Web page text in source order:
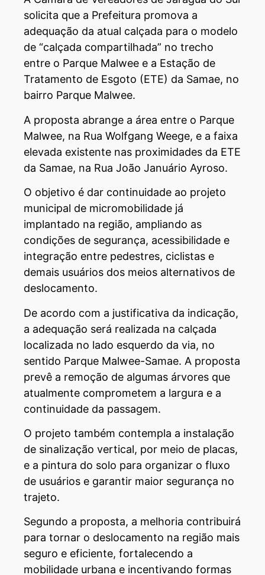
solicita que a Prefeitura promova a
adequação da atual calçada para o modelo
de “calçada compartilhada” no trecho
entre o Parque Malwee e a Estação de
Tratamento de Esgoto (ETE) da Samae, no
bairro Parque Malwee.
A proposta abrange a área entre o Parque
Malwee, na Rua Wolfgang Weege, e a faixa
elevada existente nas proximidades da ETE
da Samae, na Rua João Januário Ayroso.
O objetivo é dar continuidade ao projeto
municipal de micromobilidade já
implantado na região, ampliando as
condições de segurança, acessibilidade e
integração entre pedestres, ciclistas e
demais usuários dos meios alternativos de
deslocamento.
De acordo com a justificativa da indicação,
a adequação será realizada na calçada
localizada no lado esquerdo da via, no
sentido Parque Malwee-Samae. A proposta
prevê a remoção de algumas árvores que
atualmente comprometem a largura e a
continuidade da passagem.
O projeto também contempla a instalação
de sinalização vertical, por meio de placas,
e a pintura do solo para organizar o fluxo
de usuários e garantir maior segurança no
trajeto.
Segundo a proposta, a melhoria contribuirá
para tornar o deslocamento na região mais
seguro e eficiente, fortalecendo a
mobilidade urbana e incentivando formas